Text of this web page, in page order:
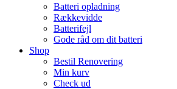
Batteri opladning
Rækkevidde
Batterifejl
Gode råd om dit batteri
Shop
Bestil Renovering
Min kurv
Check ud